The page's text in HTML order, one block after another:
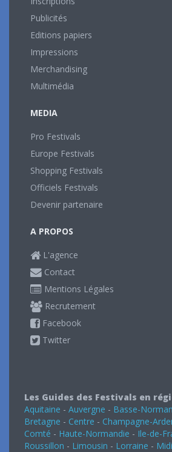
Publicités
Editions papiers
Impressions
Merchandising
Multimédia
MEDIA
Pro Festivals
Europe Festivals
Shopping Festivals
Officiels Festivals
Devenir partenaire
A PROPOS
L'agence
Contact
Mentions Légales
Recrutement
Facebook
Twitter
Les Guides des Festivals en
Aquitaine - Auvergne - Basse-
Bretagne - Centre - Champagne-
Comté - Haute-Normandie - Ile-de-
Roussillon - Limousin - Lorraine -